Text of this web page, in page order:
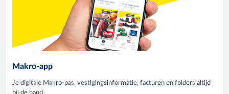
Makro-app
Je digitale Makro-pas, vestigingsinformatie, facturen en folders altijd